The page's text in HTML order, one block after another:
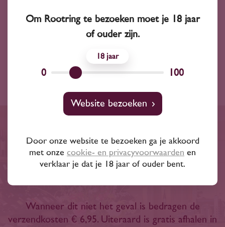
Zuid-Afrika
Gratis bezorgd binnen een
straal van 20 km of bij
Wanneer dit niet het geval is bedragen de
verzendkosten € 6,95. Uiteraard is gratis afhalen in
Om Rootring te bezoeken moet je 18 jaar
of ouder zijn.
0
18
100
Website bezoeken
Door onze website te bezoeken ga je akkoord
met onze cookie- en privacyvoorwaarden en
verklaar je dat je 18 jaar of ouder bent.